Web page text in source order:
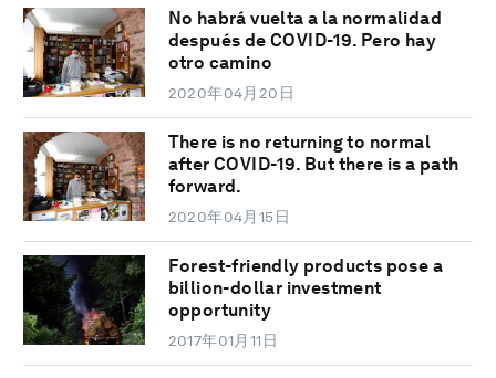
No habrá vuelta a la normalidad
después de COVID-19. Pero hay
otro camino
2020年04月20日
There is no returning to normal
after COVID-19. But there is a path
forward.
2020年04月15日
Forest-friendly products pose a
billion-dollar investment
opportunity
2017年01月11日